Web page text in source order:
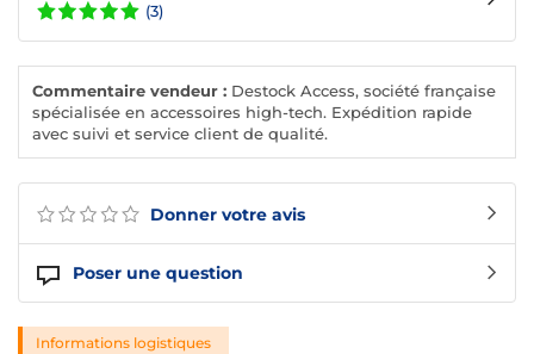
Donner votre avis
Poser une question
(3)
Commentaire vendeur : Destock Access, société française
spécialisée en accessoires high-tech. Expédition rapide
avec suivi et service client de qualité.
Informations logistiques